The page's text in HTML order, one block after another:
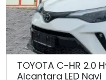
TOYOTA C-HR 2.0
Alcantara LED Navi